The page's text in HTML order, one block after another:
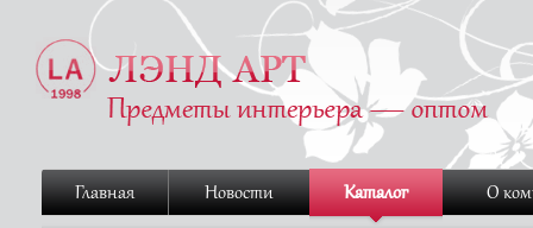
Главная Новости Каталог О